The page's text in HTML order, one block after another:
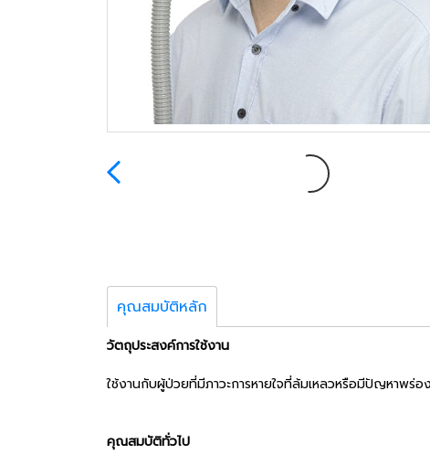
คุณสมบัติหลัก
วัตถุประสงค์การใช้งาน
ใช้งานกับผู้ป่วยที่มีภาวะการหายใจที่ล้มเหลวหรือมีปัญหาพร่
คุณสมบัติทั่วไป